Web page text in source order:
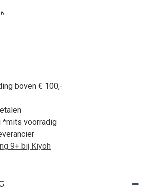
boven € 100,-
*mits voorradig
9+ bij Kiyoh